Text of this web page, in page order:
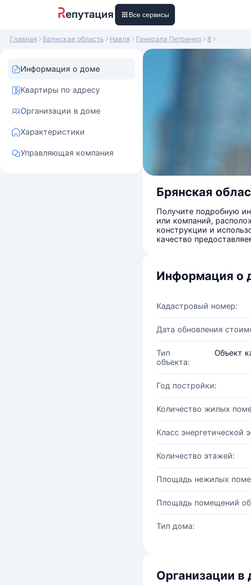
Все сервисы
Главная Брянская область Навля Генерала Петренко 8
Информация о доме
Квартиры по адресу
Организации в доме
Характеристики
Управляющая компания
Брянская
Получите подробную
или компаний,
конструкции и
качество
Информация о
Кадастровый номер:
Дата обновления
Тип
объекта:
Объект
Год постройки:
Количество жилых
Класс энергетической
Количество этажей:
Площадь нежилых
Площадь помещений
Тип дома:
Организации в